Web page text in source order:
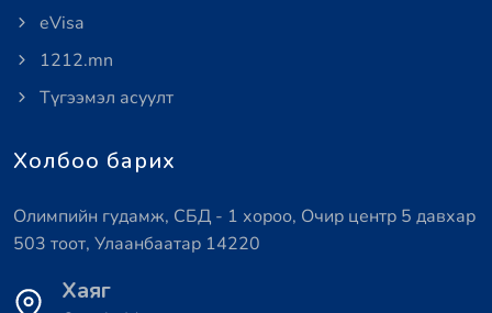
eVisa
1212.mn
Түгээмэл асуулт
Холбоо барих
Олимпийн гудамж, СБД - 1 хороо, Очир центр 5 давхар
503 тоот, Улаанбаатар 14220
Хаяг